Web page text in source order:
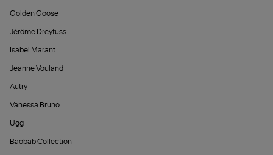
Golden Goose
Jérôme Dreyfuss
Isabel Marant
Jeanne Vouland
Autry
Vanessa Bruno
Ugg
Baobab Collection